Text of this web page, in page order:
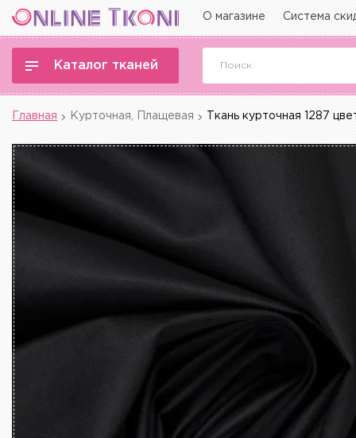
О магазине Система
Каталог тканей
Главная Курточная, Плащевая Ткань курточная 1287